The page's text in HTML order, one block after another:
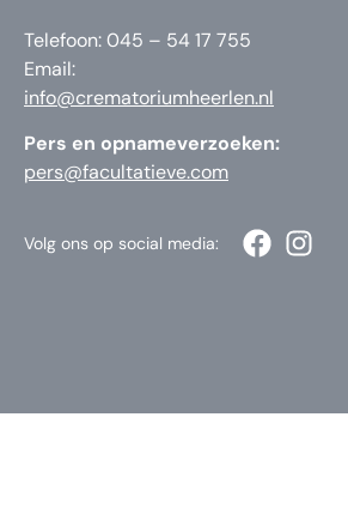
Telefoon: 045 – 54 17 755
Email:
info@crematoriumheerlen.nl
Pers en opnameverzoeken:
pers@facultatieve.com
Volg ons op social media: